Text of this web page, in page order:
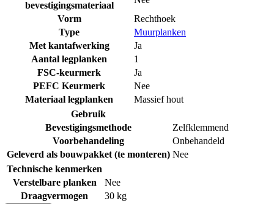
bevestigingsmateriaal
Vorm
Rechthoek
Type
Muurplanken
Met kantafwerking
Ja
Aantal legplanken
1
FSC-keurmerk
Ja
PEFC Keurmerk
Nee
Materiaal legplanken
Massief hout
Gebruik
Bevestigingsmethode
Zelfklemmend
Voorbehandeling
Onbehandeld
Geleverd als bouwpakket (te monteren) Nee
Technische kenmerken
Verstelbare planken
Nee
Draagvermogen
30 kg